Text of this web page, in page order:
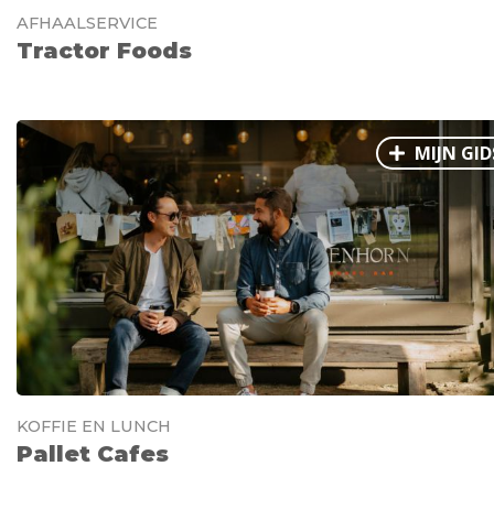
AFHAALSERVICE
Tractor Foods
MIJN
KOFFIE EN LUNCH
Pallet Cafes